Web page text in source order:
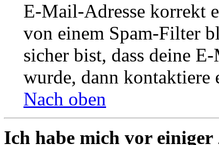
E-Mail-Adresse korrekt
von einem Spam-Filter
sicher bist, dass deine
wurde, dann kontaktiere
Nach oben
Ich habe mich vor